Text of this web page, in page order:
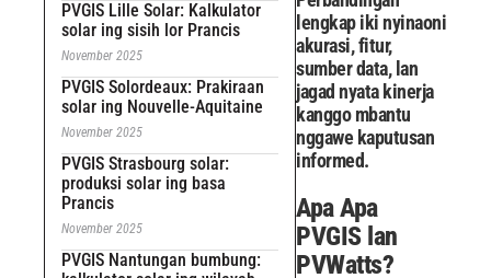
PVGIS Lille Solar: Kalkulator
solar ing sisih lor Prancis
November 2025
PVGIS Solordeaux: Prakiraan
solar ing Nouvelle-Aquitaine
November 2025
PVGIS Strasbourg solar:
produksi solar ing basa
Prancis
November 2025
PVGIS Nantungan bumbung:
lengkap iki nyinaoni
akurasi, fitur,
sumber data, lan
jagad nyata kinerja
kanggo mbantu
nggawe kaputusan
informed.
Apa Apa
PVGIS lan
PVWatts?